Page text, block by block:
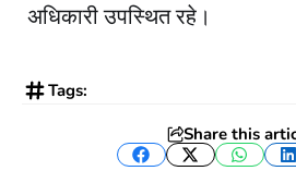
अधिकारी उपस्थित रहे।
Tags:
Share this
Facebook
Twitter